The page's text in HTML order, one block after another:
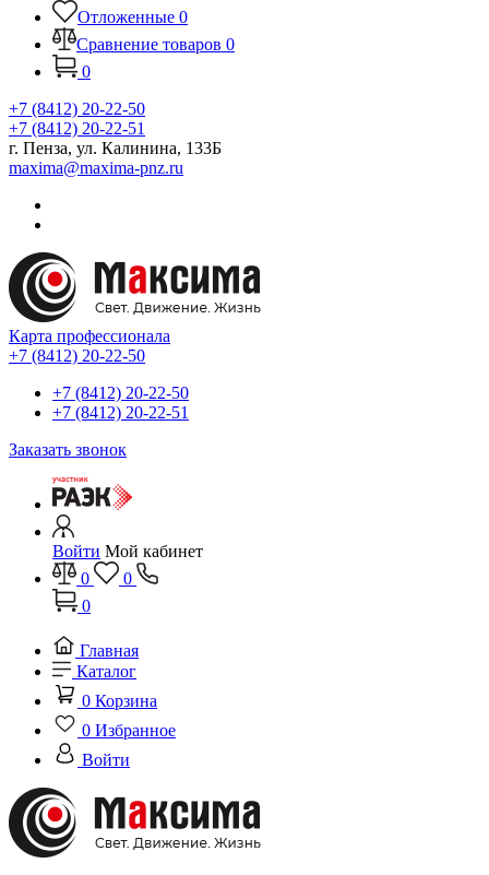
Отложенные 0
Сравнение товаров 0
0
+7 (8412) 20-22-50
+7 (8412) 20-22-51
г. Пенза, ул. Калинина, 133Б
maxima@maxima-pnz.ru
Карта профессионала
+7 (8412) 20-22-50
+7 (8412) 20-22-50
+7 (8412) 20-22-51
Заказать звонок
Войти Мой кабинет
0
0
0
Главная
Каталог
0 Корзина
0 Избранное
Войти